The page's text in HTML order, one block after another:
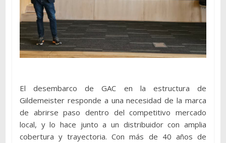
El desembarco de GAC en la estructura de
Gildemeister responde a una necesidad de la marca
de abrirse paso dentro del competitivo mercado
local, y lo hace junto a un distribuidor con amplia
cobertura y trayectoria. Con más de 40 años de